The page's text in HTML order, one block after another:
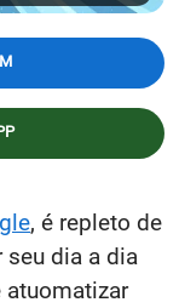
, é repleto de
dia a dia